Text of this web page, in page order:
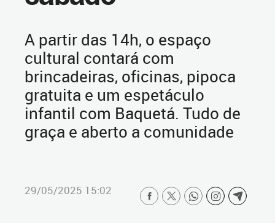
A partir das 14h, o espaço
cultural contará com
brincadeiras, oficinas, pipoca
gratuita e um espetáculo
infantil com Baquetá. Tudo de
graça e aberto a comunidade
29/05/2025 15:02